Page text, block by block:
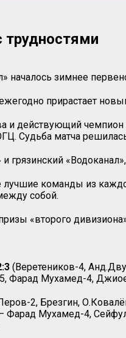
трудностями
началось зимнее
прирастает
и действующий
Судьба матча
и грязинский
команды из
собой.
«второго
(Веретеников-4,
Фарад Мухамед-4,
2, Брезгин,
Фарад Мухамед-4,